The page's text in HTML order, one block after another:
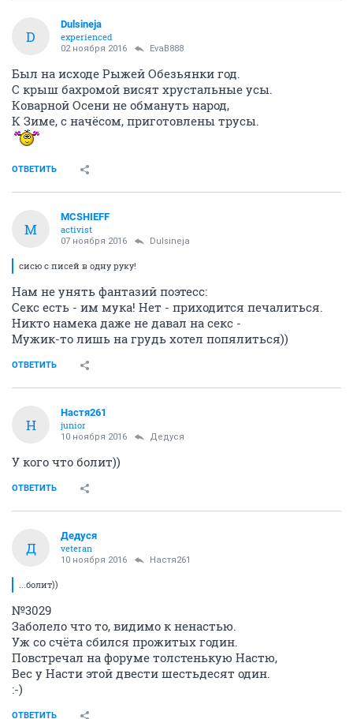
D
Dulsineja
experienced
02 ноября 2016 EvaB888
Был на исходе Рыжей Обезьянки год.
С крыш бахромой висят хрустальные усы.
Коварной Осени не обмануть народ,
К Зиме, с начёсом, приготовлены трусы.
ОТВЕТИТЬ
M
MCSHIEFF
activist
07 ноября 2016 Dulsineja
сисю с писей в одну руку!
Нам не унять фантазий поэтесс:
Секс есть - им мука! Нет - приходится печалиться.
Никто намека даже не давал на секс -
Мужик-то лишь на грудь хотел попялиться))
ОТВЕТИТЬ
Н
Настя261
junior
10 ноября 2016 Дедуся
У кого что болит))
ОТВЕТИТЬ
Д
Дедуся
veteran
10 ноября 2016 Настя261
...болит))
№3029
Заболело что то, видимо к ненастью.
Уж со счёта сбился прожитых годин.
Повстречал на форуме толстенькую Настю,
Вес у Насти этой двести шестьдесят один.
:-)
ОТВЕТИТЬ